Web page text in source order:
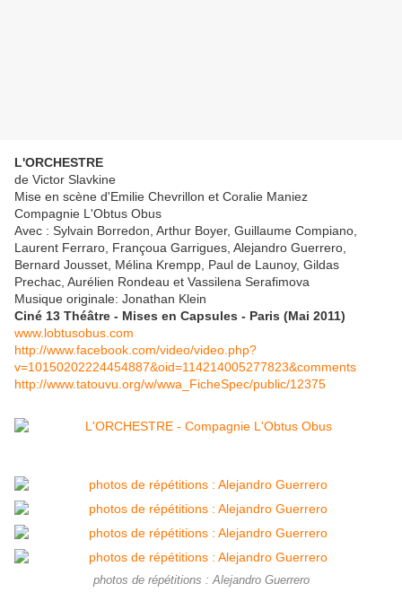
L'ORCHESTRE
de Victor Slavkine
Mise en scène d'Emilie Chevrillon et Coralie Maniez
Compagnie L'Obtus Obus
Avec : Sylvain Borredon, Arthur Boyer, Guillaume Compiano,
Laurent Ferraro, Françoua Garrigues, Alejandro Guerrero,
Bernard Jousset, Mélina Krempp, Paul de Launoy, Gildas
Prechac, Aurélien Rondeau et Vassilena Serafimova
Musique originale: Jonathan Klein
Ciné 13 Théâtre - Mises en Capsules - Paris (Mai 2011)
www.lobtusobus.com
http://www.facebook.com/video/video.php?
v=10150202224454887&oid=114214005277823&comments
http://www.tatouvu.org/w/wwa_FicheSpec/public/12375
photos de répétitions : Alejandro Guerrero